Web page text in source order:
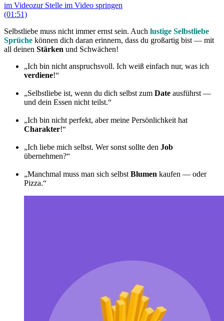
im Videozur Stelle im Video springen
(01:51)
Selbstliebe muss nicht immer ernst sein. Auch lustige Selbstliebe
Sprüche können dich daran erinnern, dass du großartig bist — mit
all deinen Stärken und Schwächen!
„Ich bin nicht anspruchsvoll. Ich weiß einfach nur, was ich
verdiene!“
„Selbstliebe ist, wenn du dich selbst zum Date ausführst —
und dein Essen nicht teilst.“
„Ich bin nicht perfekt, aber meine Persönlichkeit hat
Charakter!“
„Ich liebe mich selbst. Wer sonst sollte den Job
übernehmen?“
„Manchmal muss man sich selbst Blumen kaufen — oder
Pizza.“